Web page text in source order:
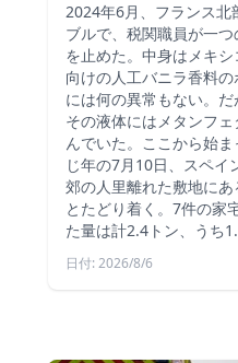
2024年6月、フランス北
ブルで、税関職員が一
を止めた。中身はメキ
向けの人工バニラ香料
には何の異常もない。だ
その液体にはメタンフ
んでいた。ここから始
じ年の7月10日、スペイ
郊の人里離れた敷地に
とたどり着く。7件の家
た量は計2.4トン、うち
日付: 2026/8/6